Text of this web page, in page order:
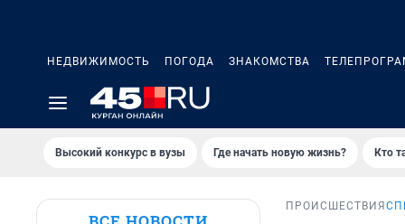
НЕДВИЖИМОСТЬ ПОГОДА ЗНАКОМСТВА
Высокий конкурс в вузы Где начать новую жизнь? Кто
ПРОИСШЕСТВИЯ